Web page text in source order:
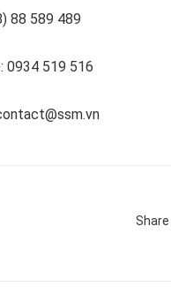
88 589 489
0934 519 516